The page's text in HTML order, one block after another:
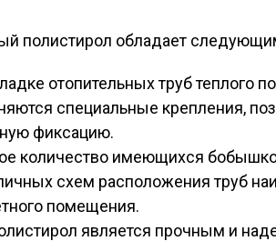
полистирол обладает
отопительных труб теплого
специальные крепления,
фиксацию.
количество имеющихся
схем расположения труб
помещения.
является прочным и